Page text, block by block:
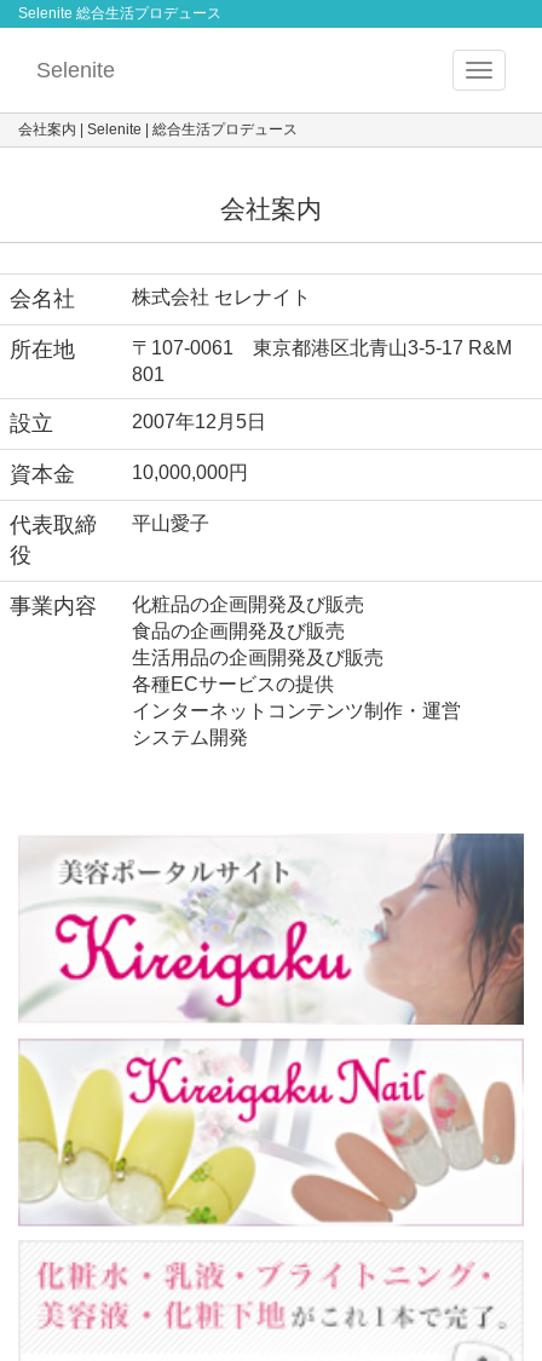
Selenite 総合生活プロデュース
Toggle
Selenite
会社案内 | Selenite | 総合生活プロデュース
会社案内
会名社 株式会社 セレナイト
所在地
〒107-0061 東京都港区北青山3-5-17 R&M
801
設立 2007年12月5日
資本金 10,000,000円
代表取締
役
平山愛子
事業内容
化粧品の企画開発及び販売
食品の企画開発及び販売
生活用品の企画開発及び販売
各種ECサービスの提供
インターネットコンテンツ制作・運営
システム開発